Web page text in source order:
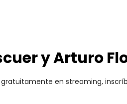
y Arturo
en streaming,